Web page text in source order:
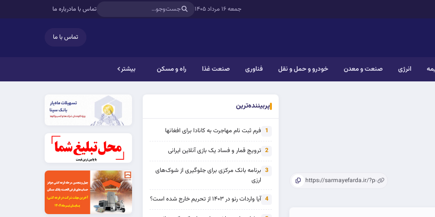
جمعه ۱۶ مرداد ۱۴۰۵ تماس با مادرباره ما
تماس با ما
انرژی صنعت و معدن خودرو و حمل و نقل فناوری صنعت غذا راه و مسکن بیشتر
پربیننده‌ترین
1 فرم ثبت نام مهاجرت به کانادا برای افغانها
2 ترویج قمار و فساد یک بازی آنلاین ایرانی
3 برنامه بانک مرکزی برای جلوگیری از شوک‌های
ارزی
4 آیا واردات رنو در ۱۴۰۳ از تحریم خارج شده است؟